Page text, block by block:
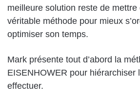
meilleure solution reste de mettre
véritable méthode pour mieux
optimiser son temps.
Mark présente tout d’abord la
EISENHOWER pour hiérarchiser
effectuer.